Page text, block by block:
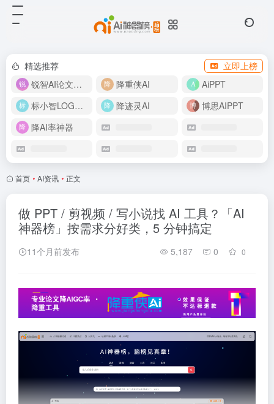
精选推荐
立即上榜
锐智AI论文生成
降重侠AI
AiPPT
标小智LOGO设计
降迹灵AI
博思AIPPT
降AI率神器
首页 • AI资讯 • 正文
做 PPT / 剪视频 / 写小说找 AI 工具？「AI
神器榜」按需求分好类，5 分钟搞定
11个月前发布 5,187 0 0